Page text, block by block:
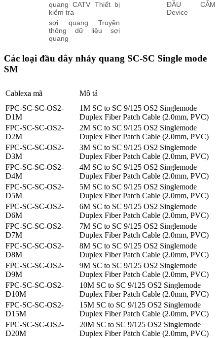
quang CATV Thiết bị
kiểm tra
ĐẦU CẮM
Device
sợi quang Truyền
thông dữ liệu sợi
quang
Các loại đầu dây nhảy quang SC-SC Single mode
SM
Cablexa mã
Mô tả
FPC-SC-SC-OS2-
D1M
1M SC to SC 9/125 OS2 Singlemode
Duplex Fiber Patch Cable (2.0mm, PVC)
FPC-SC-SC-OS2-
D2M
2M SC to SC 9/125 OS2 Singlemode
Duplex Fiber Patch Cable (2.0mm, PVC)
FPC-SC-SC-OS2-
D3M
3M SC to SC 9/125 OS2 Singlemode
Duplex Fiber Patch Cable (2.0mm, PVC)
FPC-SC-SC-OS2-
D4M
4M SC to SC 9/125 OS2 Singlemode
Duplex Fiber Patch Cable (2.0mm, PVC)
FPC-SC-SC-OS2-
D5M
5M SC to SC 9/125 OS2 Singlemode
Duplex Fiber Patch Cable (2.0mm, PVC)
FPC-SC-SC-OS2-
D6M
6M SC to SC 9/125 OS2 Singlemode
Duplex Fiber Patch Cable (2.0mm, PVC)
FPC-SC-SC-OS2-
D7M
7M SC to SC 9/125 OS2 Singlemode
Duplex Fiber Patch Cable (2.0mm, PVC)
FPC-SC-SC-OS2-
D8M
8M SC to SC 9/125 OS2 Singlemode
Duplex Fiber Patch Cable (2.0mm, PVC)
FPC-SC-SC-OS2-
D9M
9M SC to SC 9/125 OS2 Singlemode
Duplex Fiber Patch Cable (2.0mm, PVC)
FPC-SC-SC-OS2-
D10M
10M SC to SC 9/125 OS2 Singlemode
Duplex Fiber Patch Cable (2.0mm, PVC)
FPC-SC-SC-OS2-
D15M
15M SC to SC 9/125 OS2 Singlemode
Duplex Fiber Patch Cable (2.0mm, PVC)
FPC-SC-SC-OS2-
D20M
20M SC to SC 9/125 OS2 Singlemode
Duplex Fiber Patch Cable (2.0mm, PVC)